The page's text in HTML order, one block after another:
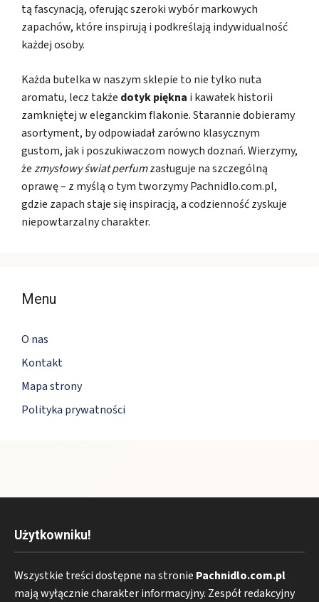
tą fascynacją, oferując szeroki wybór markowych
zapachów, które inspirują i podkreślają indywidualność
każdej osoby.
Każda butelka w naszym sklepie to nie tylko nuta
aromatu, lecz także dotyk piękna i kawałek historii
zamkniętej w eleganckim flakonie. Starannie dobieramy
asortyment, by odpowiadał zarówno klasycznym
gustom, jak i poszukiwaczom nowych doznań. Wierzymy,
żezmysłowy świat perfumzasługuje na szczególną
oprawę – z myślą o tym tworzymy Pachnidlo.com.pl,
gdzie zapach staje się inspiracją, a codzienność zyskuje
niepowtarzalny charakter.
Menu
O nas
Kontakt
Mapa strony
Polityka prywatności
Użytkowniku!
Wszystkie treści dostępne na stronie Pachnidlo.com.pl
mają wyłącznie charakter informacyjny. Zespół redakcyjny